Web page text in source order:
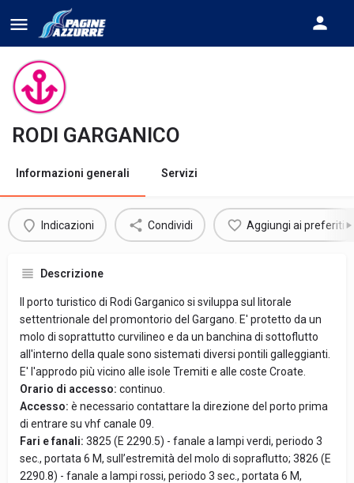
RODI GARGANICO
Informazioni generali Servizi
Indicazioni Condividi Aggiungi ai preferiti
Descrizione
Il porto turistico di Rodi Garganico si sviluppa sul litorale
settentrionale del promontorio del Gargano. E' protetto da un
molo di soprattutto curvilineo e da un banchina di sottoflutto
all'interno della quale sono sistemati diversi pontili galleggianti.
E' l'approdo più vicino alle isole Tremiti e alle coste Croate.
Orario di accesso: continuo.
Accesso: è necessario contattare la direzione del porto prima
di entrare su vhf canale 09.
Fari e fanali: 3825 (E 2290.5) - fanale a lampi verdi, periodo 3
sec., portata 6 M, sull’estremità del molo di sopraflutto; 3826 (E
2290.8) - fanale a lampi rossi, periodo 3 sec., portata 6 M,